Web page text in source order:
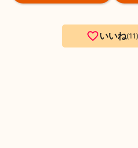
いいね 11